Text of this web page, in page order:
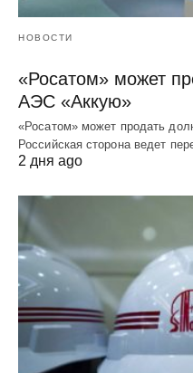
НОВОСТИ
«Росатом» может
АЭС «Аккую»
«Росатом» может продать
Российская сторона ведет
2 дня ago